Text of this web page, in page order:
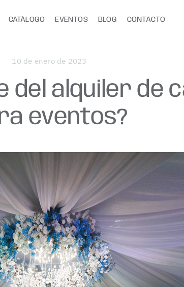
CATÁLOGO EVENTOS BLOG CONTACTO
10 de enero de 2023
del alquiler de
eventos?